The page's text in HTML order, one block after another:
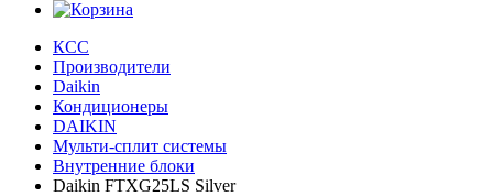
КСС
Производители
Daikin
Кондиционеры
DAIKIN
Мульти-сплит системы
Внутренние блоки
Daikin FTXG25LS Silver